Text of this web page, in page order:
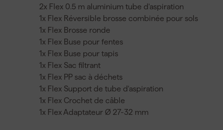
2x Flex 0.5 m aluminium tube d'aspiration
1x Flex Réversible brosse combinée pour sols
1x Flex Brosse ronde
1x Flex Buse pour fentes
1x Flex Buse pour tapis
1x Flex Sac filtrant
1x Flex PP sac à déchets
1x Flex Support de tube d'aspiration
1x Flex Crochet de câble
1x Flex Adaptateur Ø 27-32 mm